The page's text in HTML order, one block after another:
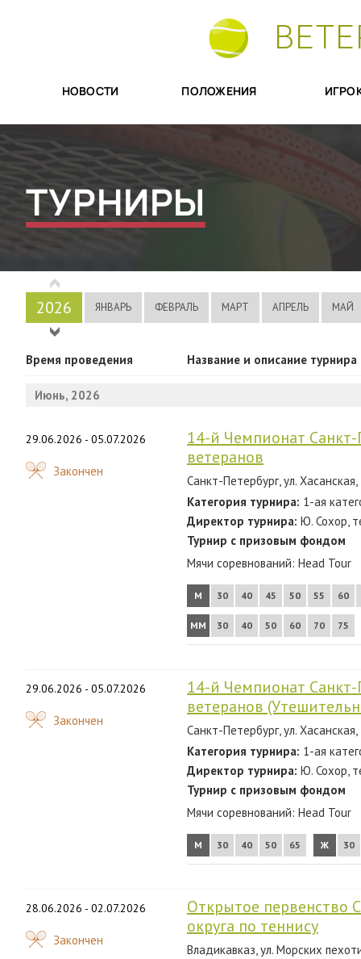
НОВОСТИ ПОЛОЖЕНИЯ
ТУРНИРЫ
2026
2025
2024
2023
2022
2021
2013
ЯНВАРЬ ФЕВРАЛЬ МАРТ АПРЕЛЬ МАЙ
Время проведения Название и описание турнира
Июнь, 2026
29.06.2026 - 05.07.2026
Закончен
14-й Чемпионат Санкт-
ветеранов
Санкт-Петербург, ул.
Категория турнира: 1-ая
Директор турнира: Ю. Сохор,
Турнир с призовым фондом
Мячи соревнований: Head Tour
М 30 40 45 50 55 60
ММ 30 40 50 60 70 75
29.06.2026 - 05.07.2026
Закончен
14-й Чемпионат Санкт-
ветеранов
Санкт-Петербург, ул.
Категория турнира: 1-ая
Директор турнира: Ю. Сохор,
Турнир с призовым фондом
Мячи соревнований: Head Tour
М 30 40 50 65 Ж 30
28.06.2026 - 02.07.2026
Закончен
Открытое первенство
округа по теннису
Владикавказ, ул. Морских